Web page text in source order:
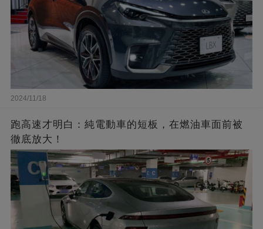
2024/11/18
跑高速才明白：純電動車的短板，在燃油車面前被
徹底放大！